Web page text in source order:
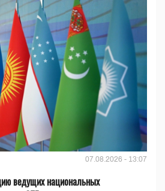
07.08.2026 - 13:07
ведущих национальных